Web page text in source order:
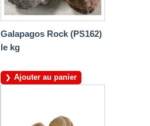
Galapagos Rock (PS162)
le kg
Ajouter au panier